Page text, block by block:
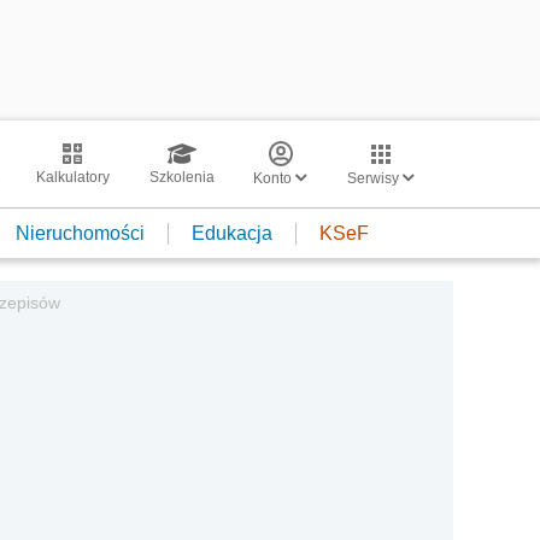
Kalkulatory Szkolenia Konto Serwisy
Nieruchomości Edukacja KSeF